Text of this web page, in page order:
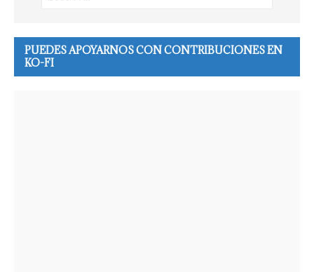
PUEDES APOYARNOS CON CONTRIBUCIONES EN
KO-FI